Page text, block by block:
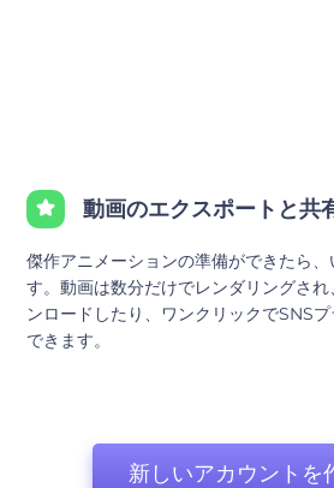
動画のエクスポートと共
傑作アニメーションの準備ができたら
す。動画は数分だけでレンダリングさ
ンロードしたり、ワンクリックでSNS
できます。
新しいアカウントを